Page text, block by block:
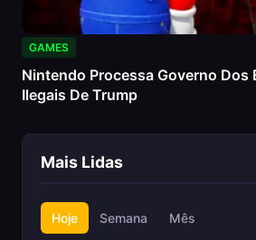
GAMES
Nintendo Processa Governo Dos
Ilegais De Trump
Mais Lidas
Hoje Semana Mês